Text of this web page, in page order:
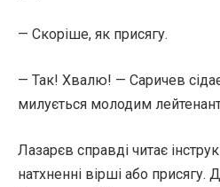
— Скоріше, як присягу.
— Так! Хвалю! — Саричев
милується молодим
Лазарєв справді читає
натхненні вірші або присягу.